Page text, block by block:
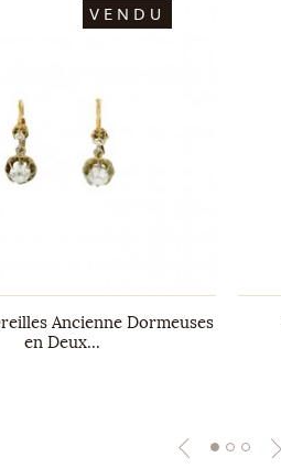
VENDU
Ancienne Dormeuses
en Deux...